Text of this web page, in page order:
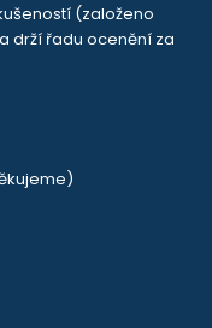
(založeno
drží řadu ocenění za